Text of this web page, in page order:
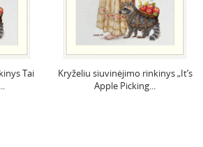
Tai
Kryželiu siuvinėjimo rinkinys „It’s
Apple Picking...